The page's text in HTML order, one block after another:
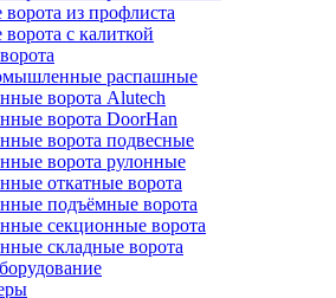
из профлиста
с калиткой
распашные
ворота Alutech
ворота DoorHan
ворота подвесные
ворота рулонные
откатные ворота
подъёмные ворота
секционные ворота
складные ворота